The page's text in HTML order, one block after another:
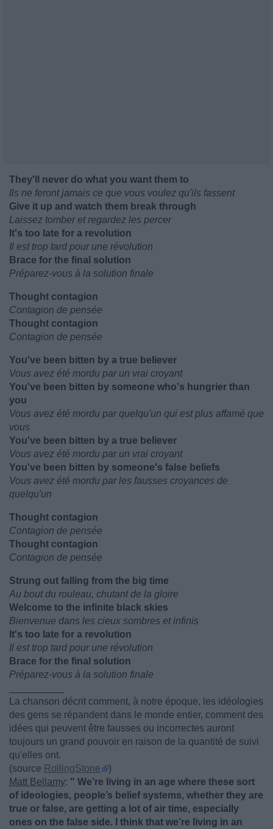
They'll never do what you want them to
Ils ne feront jamais ce que vous voulez qu'ils fassent
Give it up and watch them break through
Laissez tomber et regardez les percer
It's too late for a revolution
Il est trop tard pour une révolution
Brace for the final solution
Préparez-vous à la solution finale
Thought contagion
Contagion de pensée
Thought contagion
Contagion de pensée
You've been bitten by a true believer
Vous avez été mordu par un vrai croyant
You've been bitten by someone who's hungrier than
you
Vous avez été mordu par quelqu'un qui est plus affamé que
vous
You've been bitten by a true believer
Vous avez été mordu par un vrai croyant
You've been bitten by someone's false beliefs
Vous avez été mordu par les fausses croyances de
quelqu'un
Thought contagion
Contagion de pensée
Thought contagion
Contagion de pensée
Strung out falling from the big time
Au bout du rouleau, chutant de la gloire
Welcome to the infinite black skies
Bienvenue dans les cieux sombres et infinis
It's too late for a revolution
Il est trop tard pour une révolution
Brace for the final solution
Préparez-vous à la solution finale
La chanson décrit comment, à notre époque, les idéologies
des gens se répandent dans le monde entier, comment des
idées qui peuvent être fausses ou incorrectes auront
toujours un grand pouvoir en raison de la quantité de suivi
qu'elles ont.
(source RollingStone
)
Matt Bellamy: " We’re living in an age where these sort
of ideologies, people’s belief systems, whether they are
true or false, are getting a lot of air time, especially
ones on the false side. I think that we’re living in an